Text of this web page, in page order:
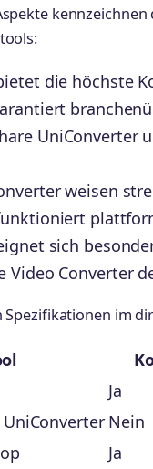
die höchste
UniConverter
weisen
sich
Video Converter
Spezifikationen im
Ja
Nein
Ja